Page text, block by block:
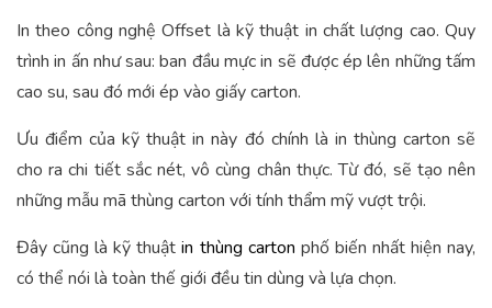
In theo công nghệ Offset là kỹ thuật in chất lượng cao. Quy
trình in ấn như sau: ban đầu mực in sẽ được ép lên những tấm
cao su, sau đó mới ép vào giấy carton.
Ưu điểm của kỹ thuật in này đó chính là in thùng carton sẽ
cho ra chi tiết sắc nét, vô cùng chân thực. Từ đó, sẽ tạo nên
những mẫu mã thùng carton với tính thẩm mỹ vượt trội.
Đây cũng là kỹ thuậtin thùng carton phố biến nhất hiện nay,
có thể nói là toàn thế giới đều tin dùng và lựa chọn.